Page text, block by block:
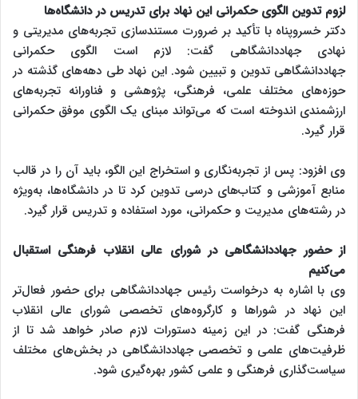
لزوم تدوین الگوی حکمرانی این نهاد برای تدریس در دانشگاه‌ها
دکتر خسروپناه با تأکید بر ضرورت مستندسازی تجربه‌های مدیریتی و
نهادی جهاددانشگاهی گفت: لازم است الگوی حکمرانی
جهاددانشگاهی تدوین و تبیین شود. این نهاد طی دهه‌های گذشته در
حوزه‌های مختلف علمی، فرهنگی، پژوهشی و فناورانه تجربه‌های
ارزشمندی اندوخته است که می‌تواند مبنای یک الگوی موفق حکمرانی
قرار گیرد.
وی افزود: پس از تجربه‌نگاری و استخراج این الگو، باید آن را در قالب
منابع آموزشی و کتاب‌های درسی تدوین کرد تا در دانشگاه‌ها، به‌ویژه
در رشته‌های مدیریت و حکمرانی، مورد استفاده و تدریس قرار گیرد.
از حضور جهاددانشگاهی در شورای عالی انقلاب فرهنگی استقبال
می‌کنیم
وی با اشاره به درخواست رئیس جهاددانشگاهی برای حضور فعال‌تر
این نهاد در شوراها و کارگروه‌های تخصصی شورای عالی انقلاب
فرهنگی گفت: در این زمینه دستورات لازم صادر خواهد شد تا از
ظرفیت‌های علمی و تخصصی جهاددانشگاهی در بخش‌های مختلف
سیاست‌گذاری فرهنگی و علمی کشور بهره‌گیری شود.